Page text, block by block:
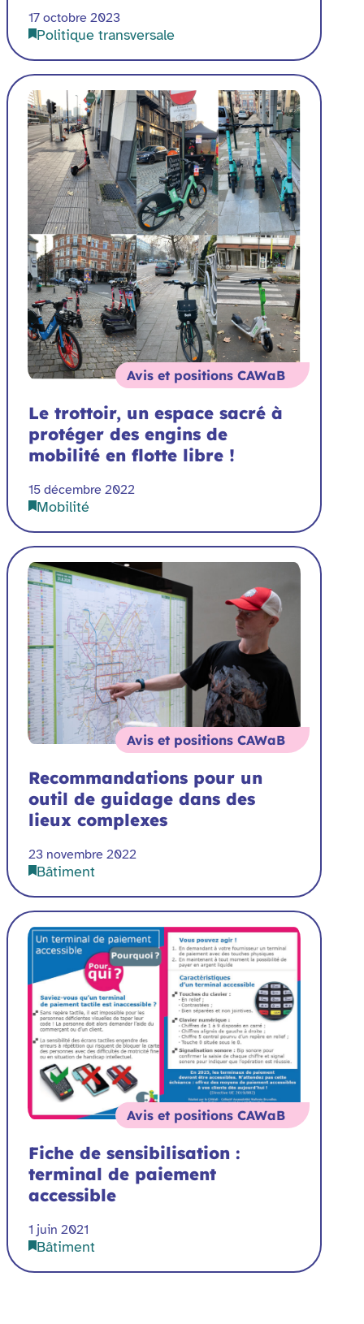
17 octobre 2023
Politique transversale
Avis et positions CAWaB
Le trottoir, un espace sacré à
protéger des engins de
mobilité en flotte libre !
15 décembre 2022
Mobilité
Avis et positions CAWaB
Recommandations pour un
outil de guidage dans des
lieux complexes
23 novembre 2022
Bâtiment
Avis et positions CAWaB
Fiche de sensibilisation :
terminal de paiement
accessible
1 juin 2021
Bâtiment